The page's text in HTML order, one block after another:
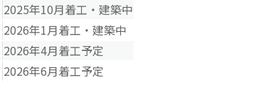
2025年10月着工・建築中
2026年1月着工・建築中
2026年4月着工予定
2026年6月着工予定